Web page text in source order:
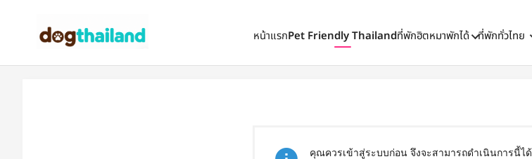
หน้าแรกPet Friendly Thailandที่พักฮิตหมาพักได้ ที่พักทั่วไทย
คุณควรเข้าสู่ระบบก่อน จึงจะสามารถดำเนินการนี้ได้